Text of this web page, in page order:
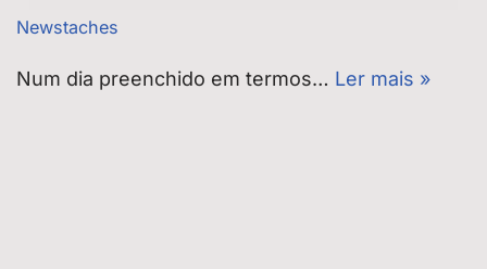
Newstaches
Num dia preenchido em termos… Ler mais »